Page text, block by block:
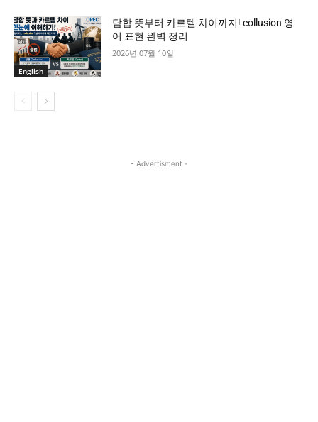
English
담합 뜻부터 카르텔 차이까지! collusion 영
어 표현 완벽 정리
2026년 07월 10일
- Advertisment -